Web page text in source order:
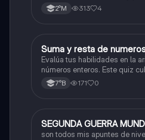
endocrino
2°M 313 4
SMatemáticas
Suma y resta de
Evalúa tus habilidades en la
números enteros. Este quiz
números positivos y negativos.
7°B 171 0
Historia
SEGUNDA GUERRA
son todos mis apuntes de